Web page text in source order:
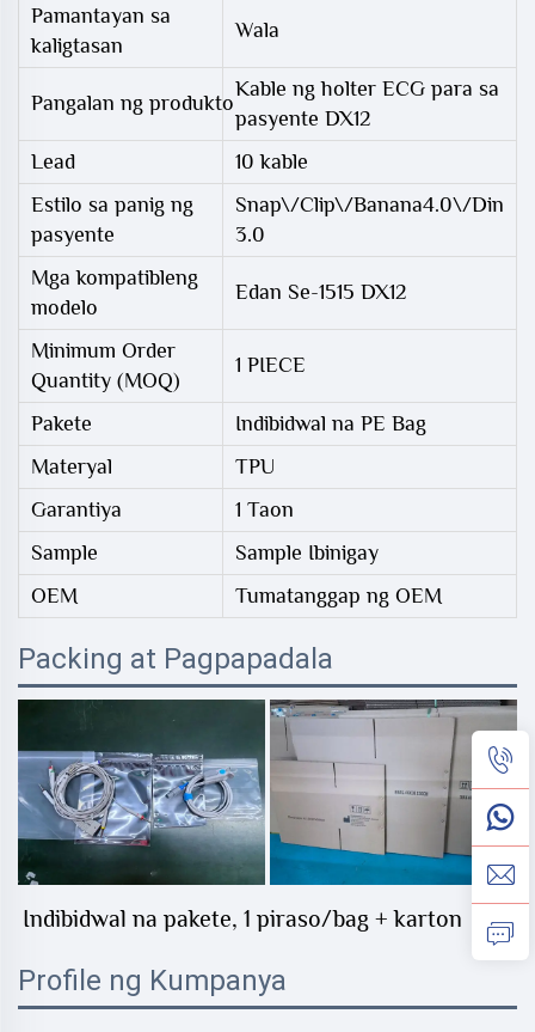
Pamantayan sa
kaligtasan
Wala
Pangalan ng produkto
Kable ng holter ECG para sa
pasyente DX12
Lead
10 kable
Estilo sa panig ng
pasyente
Snap\/Clip\/Banana4.0\/Din
3.0
Mga kompatibleng
modelo
Edan Se-1515 DX12
Minimum Order
Quantity (MOQ)
1 PIECE
Pakete
Indibidwal na PE Bag
Materyal
TPU
Garantiya
1 Taon
Sample
Sample Ibinigay
OEM
Tumatanggap ng OEM
Packing at Pagpapadala
Indibidwal na pakete, 1 piraso/bag + karton
Profile ng Kumpanya